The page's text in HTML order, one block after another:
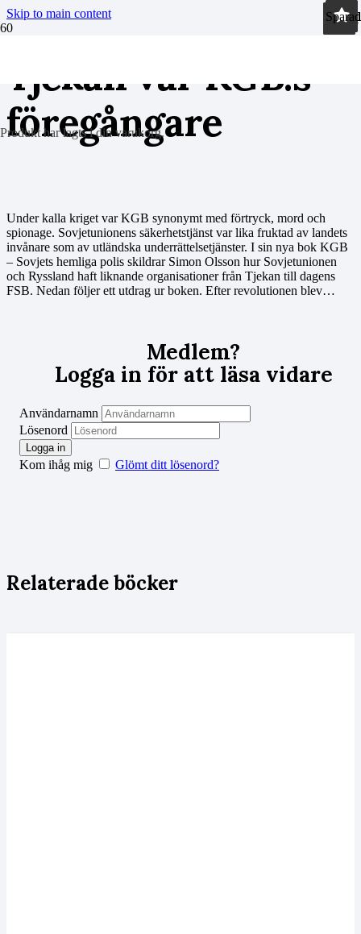
Skip to main content
Produkthar lagts i din varukorg.
Tjekan var KGB:s
föregångare
Under kalla kriget var KGB synonymt med förtryck, mord och
spionage. Sovjetunionens säkerhetstjänst var lika fruktad av landets
invånare som av utländska underrättelsetjänster. I sin nya bok KGB
– Sovjets hemliga polis skildrar Simon Olsson hur Sovjetunionen
och Ryssland haft liknande organisationer från Tjekan till dagens
FSB. Nedan följer ett utdrag ur boken. Efter revolutionen blev…
Medlem?
Logga in för att läsa vidare
Användarnamn
Lösenord
Kom ihåg mig Glömt ditt lösenord?
Relaterade böcker
Sparad
Sparad
Sparad
Sparad
Sparad
Sparad
Sparad
Sparad
Sparad
Sparad
Sparad
Sparad
Sparad
Sparad
Sparad
Sparad
Sparad
Sparad